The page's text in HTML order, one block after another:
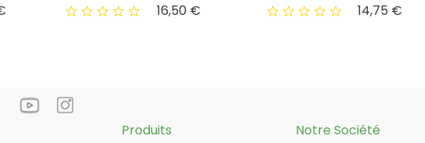
Prix 16,50 €Prix 14,75 €
Produits Notre Société